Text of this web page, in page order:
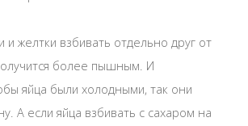
и желтки взбивать отдельно друг от
более пышным. И
яйца были холодными, так они
А если яйца взбивать с сахаром на